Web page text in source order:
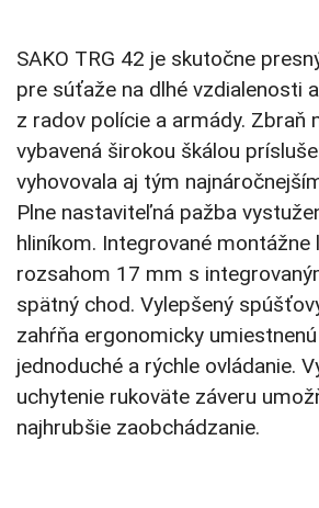
SAKO TRG 42 je skutočne
pre súťaže na dlhé vzdialenosti
z radov polície a armády. Zbraň
vybavená širokou škálou
vyhovovala aj tým
Plne nastaviteľná pažba
hliníkom. Integrované montážne
rozsahom 17 mm s
spätný chod. Vylepšený
zahŕňa ergonomicky
jednoduché a rýchle ovládanie.
uchytenie rukoväte záveru
najhrubšie zaobchádzanie.